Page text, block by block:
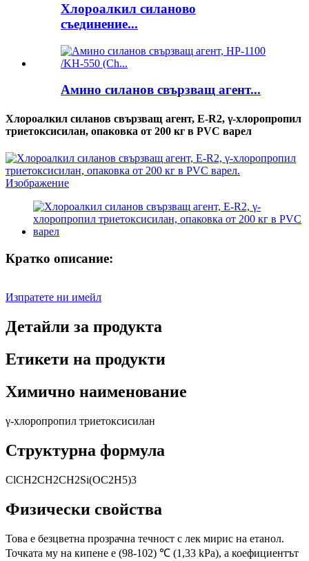
Хлороалкил силаново
съединение...
Амино силанов свързващ агент...
Хлороалкил силанов свързващ агент, E-R2, γ-хлоропропил
триетоксисилан, опаковка от 200 кг в PVC варел
Кратко описание:
Изпратете ни имейл
Детайли за продукта
Етикети на продукти
Химично наименование
γ-хлоропропил триетоксисилан
Структурна формула
ClCH2CH2CH2Si(OC2H5)3
Физически свойства
Това е безцветна прозрачна течност с лек мирис на етанол.
Точката му на кипене е (98-102) ℃ (1,33 kPa), а коефициентът